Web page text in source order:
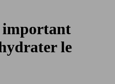
important
le